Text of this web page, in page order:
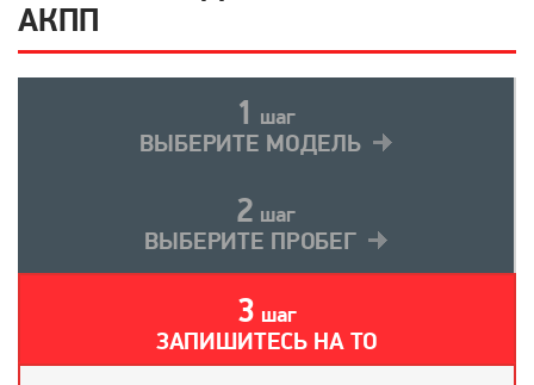
АКПП
1 шаг
ВЫБЕРИТЕ МОДЕЛЬ
2 шаг
ВЫБЕРИТЕ ПРОБЕГ
3 шаг
ЗАПИШИТЕСЬ НА ТО